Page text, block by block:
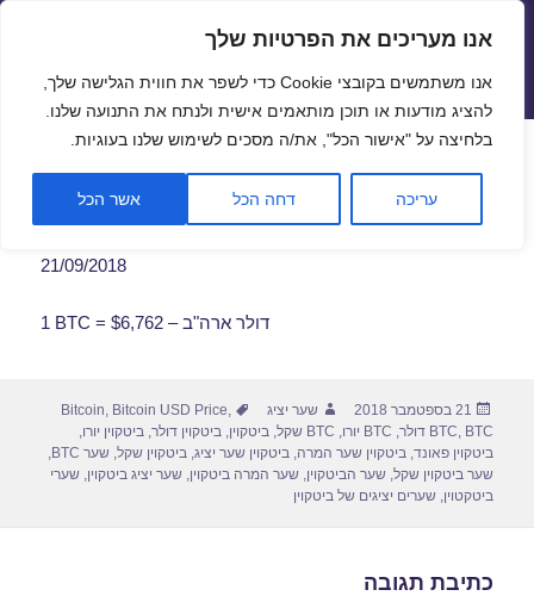
פתח
אנו מעריכים את הפרטיות שלך
אנו משתמשים בקובצי Cookie כדי לשפר את חווית הגלישה שלך,
להציג מודעות או תוכן מותאמים אישית ולנתח את התנועה שלנו.
בלחיצה על "אישור הכל", את/ה מסכים לשימוש שלנו בעוגיות.
עריכה דחה הכל אשר הכל
שערי חליפין יציגים – שער יציג
תפריטים
ווידג'טים
שער ביטקוין לתאריך 21/09/2018
21/09/2018
1 BTC = $6,762 – דולר ארה"ב
פורסם
בתאריך
21 בספטמבר 2018 מחבר
שער יציג תגיות Bitcoin, Bitcoin USD Price,
BTC, BTC דולר , BTC יורו , BTC שקל ,ביטקוין,ביטקוין דולר,ביטקוין יורו,
ביטקוין פאונד,ביטקוין שער המרה,ביטקוין שער יציג,ביטקוין שקל,שער BTC
,
שער ביטקוין שקל,שער הביטקוין,שער המרה ביטקוין,שער יציג ביטקוין,שערי
ביטקטוין,שערים יציגים של ביטקוין
כתיבת תגובה